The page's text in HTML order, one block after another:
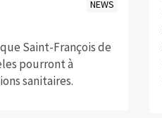
NEWS
Saint-François de
pourront à
sanitaires.